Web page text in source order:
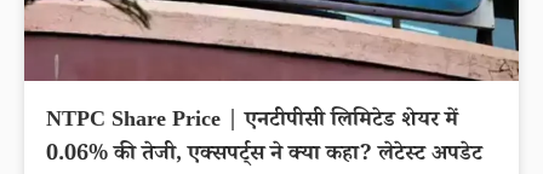
NTPC Share Price | एनटीपीसी लिमिटेड शेयर में
0.06% की तेजी, एक्सपर्ट्स ने क्या कहा? लेटेस्ट अपडेट